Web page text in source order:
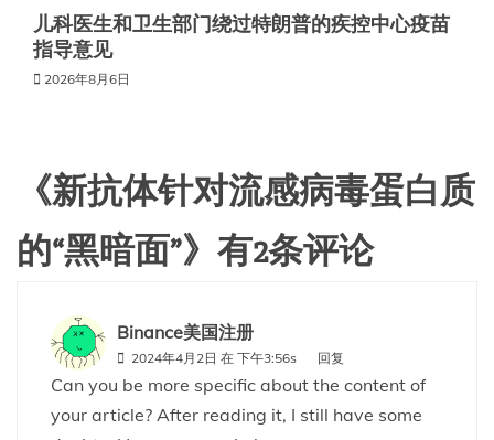
儿科医生和卫生部门绕过特朗普的疾控中心疫苗
指导意见
2026年8月6日
《新抗体针对流感病毒蛋白质
的“黑暗面”》有2条评论
Binance美国注册
2024年4月2日 在 下午3:56s 回复
Can you be more specific about the content of
your article? After reading it, I still have some